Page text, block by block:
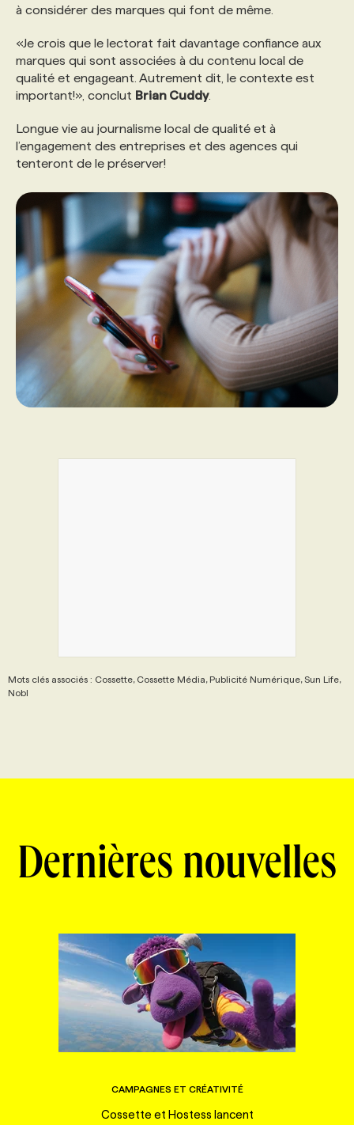
à considérer des marques qui font de même.
«Je crois que le lectorat fait davantage confiance aux
marques qui sont associées à du contenu local de
qualité et engageant. Autrement dit, le contexte est
important!», conclut Brian Cuddy.
Longue vie au journalisme local de qualité et à
l’engagement des entreprises et des agences qui
tenteront de le préserver!
Mots clés associés : Cossette, Cossette Média, Publicité Numérique, Sun Life,
Nobl
Dernières nouvelles
CAMPAGNES ET CRÉATIVITÉ
Cossette et Hostess lancent